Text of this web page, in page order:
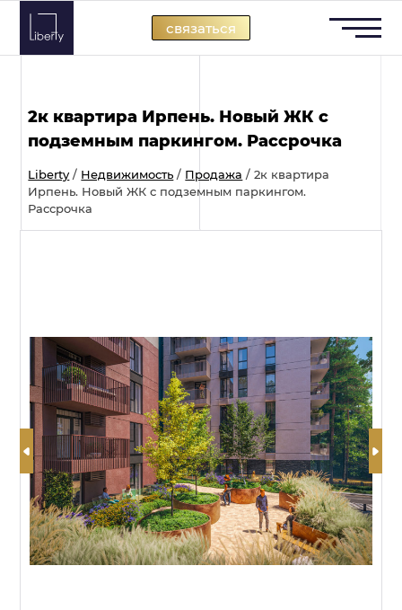
Skip
content
связаться
2к квартира Ирпень. Новый ЖК с
подземным паркингом. Рассрочка
Liberty / Недвижимость / Продажа /2к квартира
Ирпень. Новый ЖК с подземным паркингом.
Рассрочка